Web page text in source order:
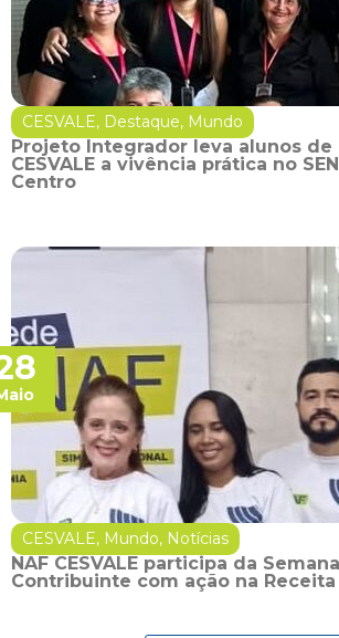
CESVALE, Destaque, Mundo
Projeto Integrador leva alunos de
CESVALE a vivência prática no
Centro
CESVALE, Mundo, Notícias
NAF CESVALE participa da
Contribuinte com ação na Receita